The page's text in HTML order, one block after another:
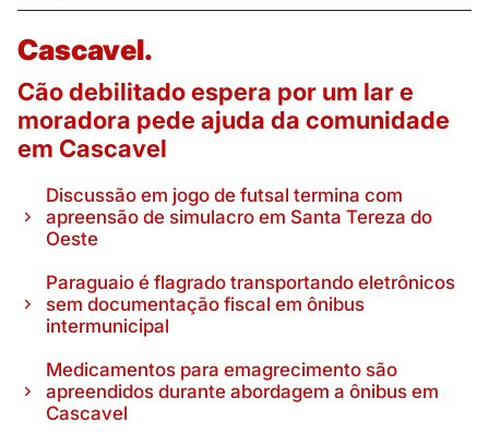
Cascavel.
Cão debilitado espera por um lar e
moradora pede ajuda da comunidade
em Cascavel
Discussão em jogo de futsal termina com
apreensão de simulacro em Santa Tereza do
Oeste
Paraguaio é flagrado transportando eletrônicos
sem documentação fiscal em ônibus
intermunicipal
Medicamentos para emagrecimento são
apreendidos durante abordagem a ônibus em
Cascavel